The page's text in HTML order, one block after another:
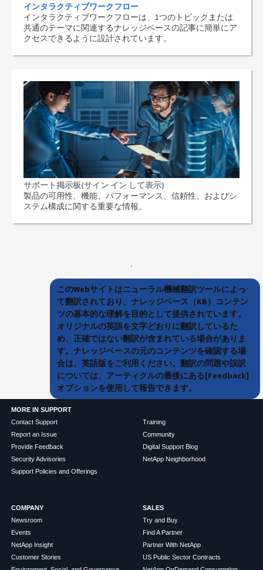
インタラクティブワークフロー
インタラクティブワークフローは、1つのトピックまたは
共通のテーマに関連するナレッジベースの記事に簡単にア
クセスできるように設計されています。
サポート掲示板(サイン イン して表示)
製品の可用性、機能、パフォーマンス、信頼性、およびシ
ステム構成に関する重要な情報。
このWebサイトはニューラル機械翻訳ツールによっ
て翻訳されており、ナレッジベース（KB）コンテン
ツの基本的な理解を目的として提供されています。
オリジナルの英語を文字どおりに翻訳しているた
め、正確ではない翻訳が含まれている場合がありま
す。ナレッジベースの元のコンテンツを確認する場
合は、英語版をご利用ください。翻訳の問題や誤訳
については、アーティクルの最後にある[Feedback]
オプションを使用して報告できます。
MORE IN SUPPORT
Contact Support
Report an Issue
Provide Feedback
Security Advisories
Support Policies and Offerings
Training
Community
Digital Support Blog
NetApp Neighborhood
COMPANY
Newsroom
Events
NetApp Insight
Customer Stories
SALES
Try and Buy
Find A Partner
Partner With NetApp
US Public Sector Contracts